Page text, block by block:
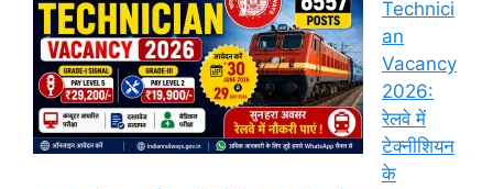
Technici
an
Vacancy
2026:
रेलवे में
टेक्नीशियन
के